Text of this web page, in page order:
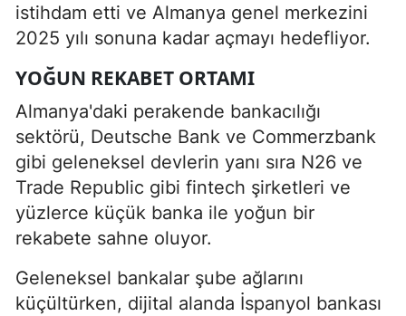
istihdam etti ve Almanya genel merkezini
2025 yılı sonuna kadar açmayı hedefliyor.
YOĞUN REKABET ORTAMI
Almanya'daki perakende bankacılığı
sektörü, Deutsche Bank ve Commerzbank
gibi geleneksel devlerin yanı sıra N26 ve
Trade Republic gibi fintech şirketleri ve
yüzlerce küçük banka ile yoğun bir
rekabete sahne oluyor.
Geleneksel bankalar şube ağlarını
küçültürken, dijital alanda İspanyol bankası